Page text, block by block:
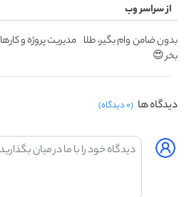
از سراسر وب
بدون ضامن وام بگیر، طلا
بخر 😍
مدیریت پروژه و کارها
دیدگاه ها (۰ دیدگاه)